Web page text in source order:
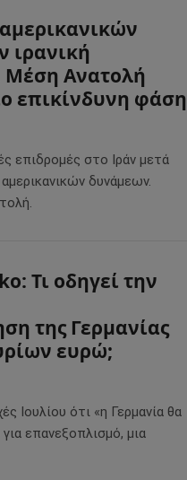
ιρανική
Μέση Ανατολή
επικίνδυνη φάση
επιδρομές στο Ιράν μετά
δυνάμεων.
Τι οδηγεί την
της Γερμανίας
ευρώ;
Ιουλίου ότι «η Γερμανία θα
επανεξοπλισμό, μια